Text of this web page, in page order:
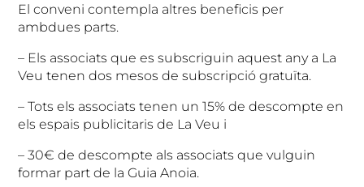
El conveni contempla altres beneficis per
ambdues parts.
– Els associats que es subscriguin aquest any a La
Veu tenen dos mesos de subscripció gratuïta.
– Tots els associats tenen un 15% de descompte en
els espais publicitaris de La Veu i
– 30€ de descompte als associats que vulguin
formar part de la Guia Anoia.